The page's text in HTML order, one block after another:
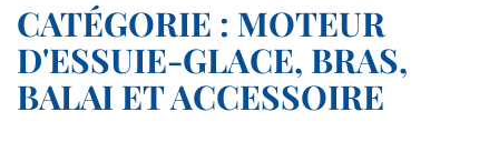
CATÉGORIE : MOTEUR
D'ESSUIE-GLACE, BRAS,
BALAI ET ACCESSOIRE